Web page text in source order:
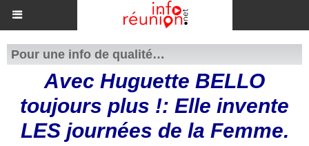
Pour une info de qualité…
Avec Huguette BELLO
toujours plus !: Elle invente
LES journées de la Femme.